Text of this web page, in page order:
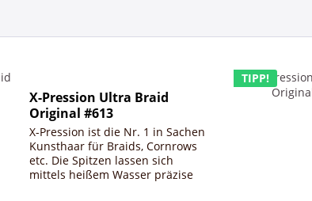
X-Pression Ultra Braid
Original #613
X-Pression ist die Nr. 1 in Sachen
Kunsthaar für Braids, Cornrows
etc. Die Spitzen lassen sich
mittels heißem Wasser präzise
TIPP!